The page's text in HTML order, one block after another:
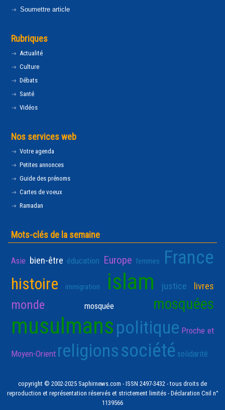
Soumettre article
Rubriques
Actualité
Culture
Débats
Santé
Vidéos
Nos services web
Votre agenda
Petites annonces
Guide des prénoms
Cartes de voeux
Ramadan
Mots-clés de la semaine
Asie bien-être éducation Europe femmes France
histoire immigration islam justice livres
monde mosquée mosquées
musulmanspolitique Proche et
Moyen-Orient religionssociété solidarité
copyright © 2002-2025 Saphirnews.com - ISSN 2497-3432 - tous droits de
reproduction et représentation réservés et strictement limités - Déclaration Cnil n°
1139566